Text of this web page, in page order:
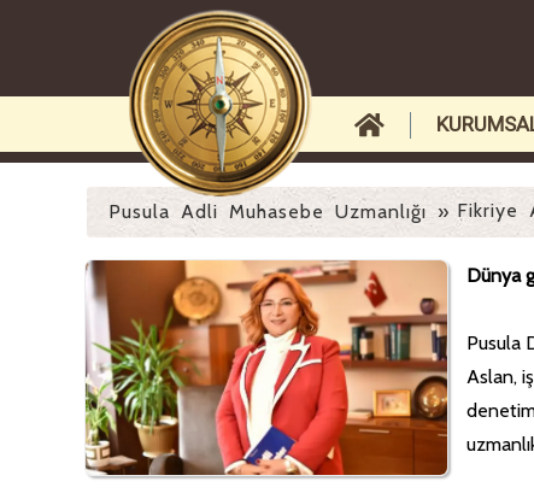
Pusula Adli Muhasebe Uzmanlığı » Fikriye
Dünya
Pusula
Aslan,